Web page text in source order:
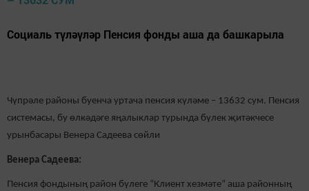
Социаль түләүләр Пенсия фонды аша да башкарыла
Чүпрәле районы буенча уртача пенсия күләме – 13632 сум. Пенсия
системасы, бу өлкәдәге яңалыклар турында бүлек җитәкчесе
урынбасары Венера Садеева сөйли
Венера Садеева:
Пенсия фондының район бүлеге “Клиент хезмәте” аша районның